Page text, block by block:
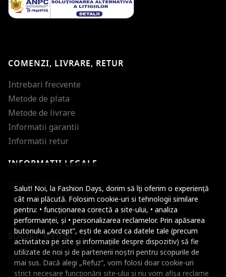
Salut! Noi, la Fashion Days, dorim să îți oferim o experiență
cât mai plăcută. Folosim cookie-uri si tehnologii similare
pentru: • funcționarea corectă a site-ului, • analiza
performanței, și • personalizarea reclamelor. Prin apăsarea
butonului „Accept”, ești de acord ca datele tale (precum
activitatea pe site și informațiile despre dispozitiv) să fie
utilizate de noi și de partenerii noștri pentru scopurile de
mai sus. Dacă alegi „Refuz”, vom folosi doar cookie-uri
strict necesare funcționării site-ului și nu vom afișa reclame
COMENZI, LIVRARE, RETUR
Intrebari frecvente
Metode de plata
Metode de livrare
Informatii garantii
Informatii retur
INFORMATII LEGALE
Informatii utile
SOCIAL MEDIA
Facebook
Instagram
Micsoreaza
Mareste spatierea
Micsoreaza
Mareste inaltimea